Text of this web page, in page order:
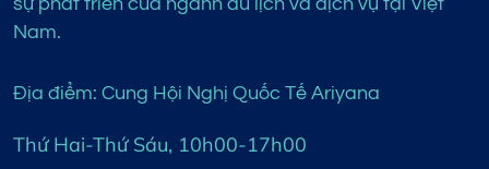
sự phát triển của ngành du lịch và dịch vụ tại Việt
Nam.
Địa điểm: Cung Hội Nghị Quốc Tế Ariyana
Thứ Hai-Thứ Sáu, 10h00-17h00